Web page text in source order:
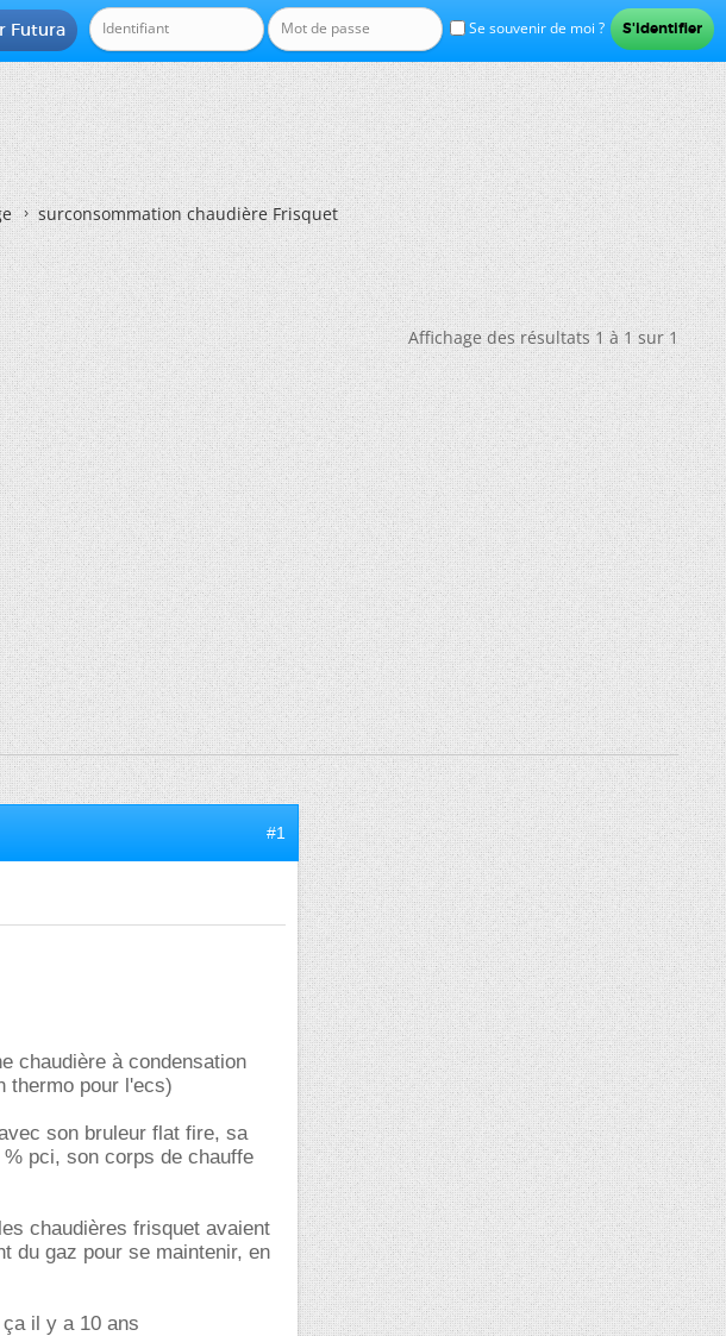
Se souvenir de moi ?
Futura
surconsommation chaudière Frisquet
Affichage des résultats 1 à 1 sur 1
#1
chaudière à condensation
thermo pour l'ecs)
son bruleur flat fire, sa
pci, son corps de chauffe
chaudières frisquet avaient
du gaz pour se maintenir, en
il y a 10 ans